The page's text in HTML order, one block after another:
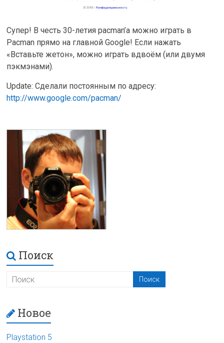
Супер! В честь 30-летия pacman’а можно играть в
Pacman прямо на главной Google! Если нажать
«Вставьте жетон», можно играть вдвоём (или двумя
пэкмэнами).
Update: Сделали постоянным по адресу:
http://www.google.com/pacman/
Поиск
Новое
Playstation 5